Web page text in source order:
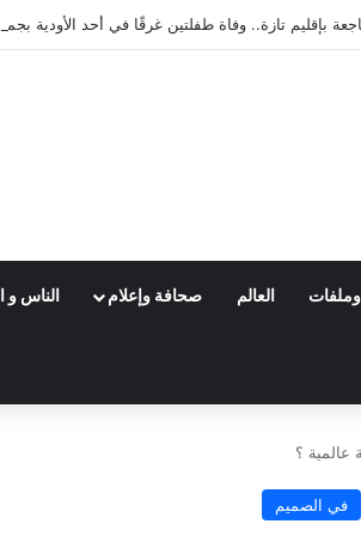
بإقليم تازة.. وفاة طفلتين غرقًا في أحد الأودية
وملفات العالم صحافة وإعلام الناس و
عالمية ؟
في الصميم